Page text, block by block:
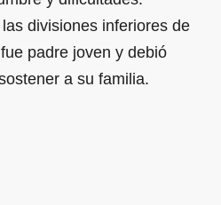
divisiones inferiores de
padre joven y debió
a su familia.